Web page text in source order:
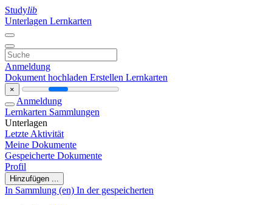
Studylib
Unterlagen Lernkarten
Anmeldung
Dokument hochladen Erstellen Lernkarten
×
Anmeldung
Lernkarten Sammlungen
Unterlagen
Letzte Aktivität
Meine Dokumente
Gespeicherte Dokumente
Profil
Hinzufügen ...
In Sammlung (en) In der gespeicherten